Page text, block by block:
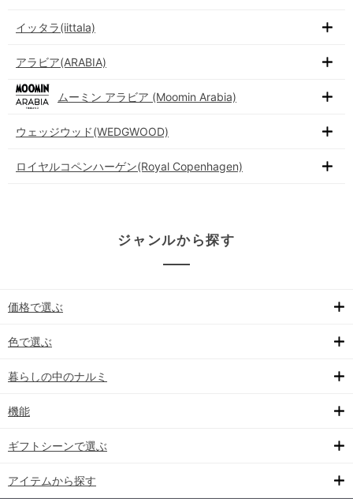
イッタラ(iittala)
アラビア(ARABIA)
ムーミン アラビア (Moomin Arabia)
ウェッジウッド(WEDGWOOD)
ロイヤルコペンハーゲン(Royal Copenhagen)
ジャンルから探す
価格で選ぶ
色で選ぶ
暮らしの中のナルミ
機能
ギフトシーンで選ぶ
アイテムから探す